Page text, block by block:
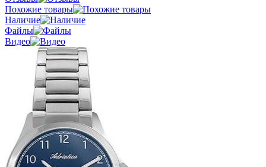
Похожие товары
Наличие
Файлы
Видео